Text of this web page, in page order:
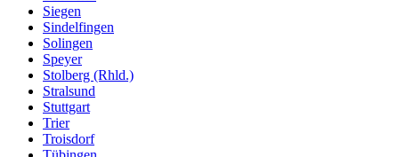
Siegen
Sindelfingen
Solingen
Speyer
Stolberg (Rhld.)
Stralsund
Stuttgart
Trier
Troisdorf